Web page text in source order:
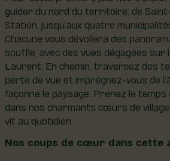
guider du nord du territoire, de
Station, jusqu’aux quatre
Chacune vous dévoilera des
souffle, avec des vues dégagées sur
Laurent. En chemin, traversez des
perte de vue et imprégnez-vous de
façonne le paysage. Prenez le
dans nos charmants cœurs de
vit au quotidien.
Nos coups de cœur dans cette